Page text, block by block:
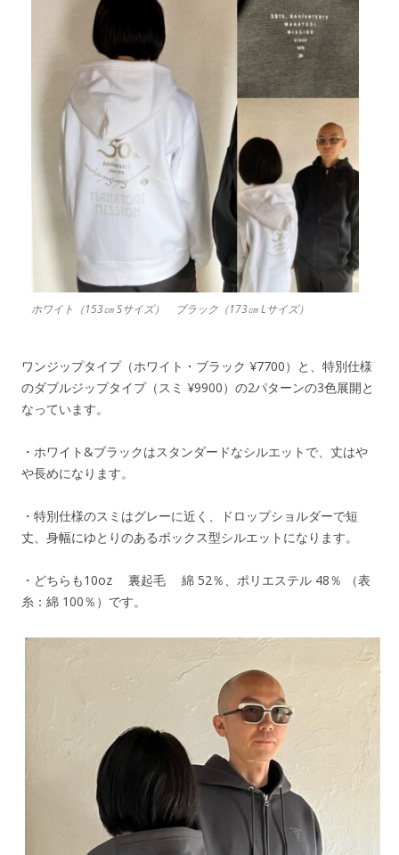
ホワイト（153㎝ Sサイズ） ブラック（173㎝ Lサイズ）
ワンジップタイプ（ホワイト・ブラック ¥7700）と、特別仕様
のダブルジップタイプ（スミ ¥9900）の2パターンの3色展開と
なっています。
・ホワイト&ブラックはスタンダードなシルエットで、丈はや
や長めになります。
・特別仕様のスミはグレーに近く、ドロップショルダーで短
丈、身幅にゆとりのあるボックス型シルエットになります。
・どちらも10oz 裏起毛 綿 52％、ポリエステル 48％ （表
糸：綿 100％）です。